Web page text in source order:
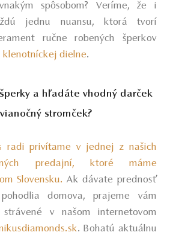
spôsobom? Veríme, že i
jednu nuansu, ktorá tvorí
ručne robených šperkov
klenotníckej dielne.
a hľadáte vhodný darček
stromček?
radi privítame v jednej z našich
predajní, ktoré máme
Slovensku. Ak dávate prednosť
domova, prajeme vám
v našom internetovom
. Bohatú aktuálnu